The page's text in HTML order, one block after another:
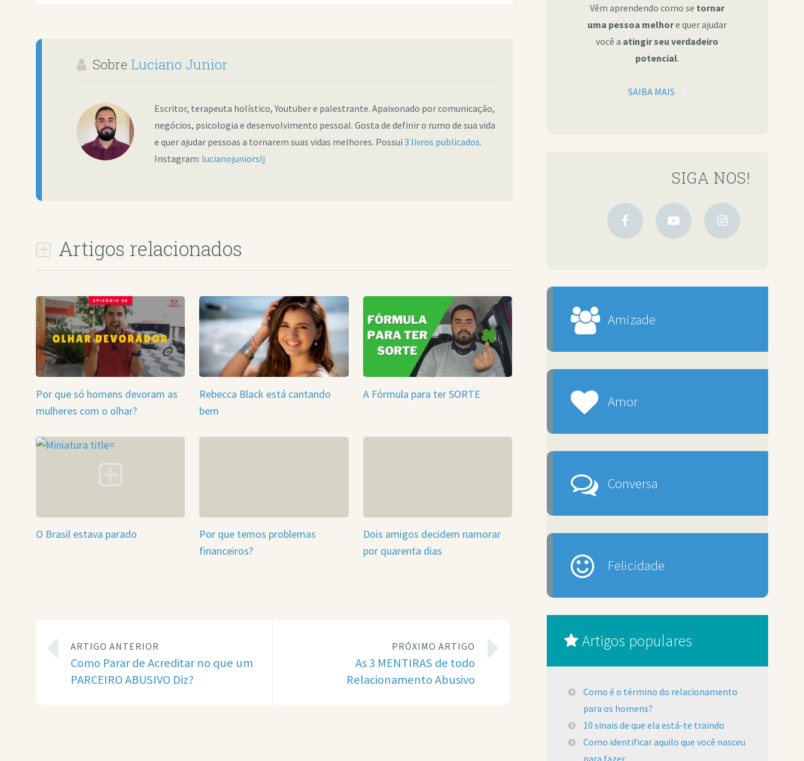
Sobre Luciano Junior
Escritor, terapeuta holístico, Youtuber e palestrante. Apaixonado por comunicação,
negócios, psicologia e desenvolvimento pessoal. Gosta de definir o rumo de sua vida
e quer ajudar pessoas a tornarem suas vidas melhores. Possui 3 livros publicados.
Instagram: lucianojuniorslj
Artigos relacionados
Por que só homens devoram as
mulheres com o olhar?
Rebecca Black está cantando
bem
A Fórmula para ter SORTE
O Brasil estava parado
Por que temos problemas
financeiros?
Dois amigos decidem namorar
por quarenta dias
ARTIGO ANTERIOR
Como Parar de Acreditar no que um
PARCEIRO ABUSIVO Diz?
PRÓXIMO ARTIGO
As 3 MENTIRAS de todo
Relacionamento Abusivo
Vêm aprendendo como se tornar
uma pessoa melhore quer ajudar
você a atingir seu verdadeiro
potencial.
SAIBA MAIS
SIGA NOS!
Amizade
Amor
Conversa
Felicidade
Artigos populares
Como é o término do relacionamento
para os homens?
10 sinais de que ela está-te traindo
Como identificar aquilo que você nasceu